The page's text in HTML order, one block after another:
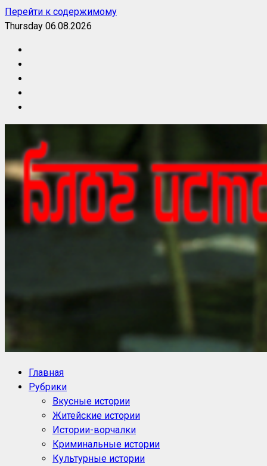
Перейти к содержимому
Thursday 06.08.2026
Блог историй NoorySan
Главная
Рубрики
Вкусные истории
Житейские истории
Истории-ворчалки
Криминальные истории
Культурные истории